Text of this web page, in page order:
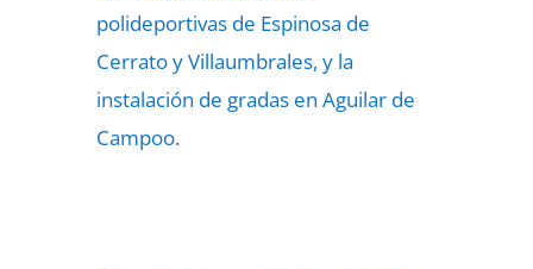
polideportivas de Espinosa de
Cerrato y Villaumbrales, y la
instalación de gradas en Aguilar de
Campoo.